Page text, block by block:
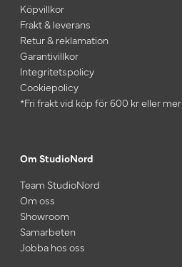
Köpvillkor
Frakt & leverans
Retur & reklamation
Garantivillkor
Integritetspolicy
Cookiepolicy
*Fri frakt vid köp för 600 kr eller mer
Om StudioNord
Team StudioNord
Om oss
Showroom
Samarbeten
Jobba hos oss